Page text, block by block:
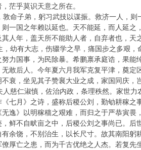
茫乎莫识天意之所在。
命子弟，躬习武技以谋振。救济一人，则
一国之年赖以延也。天不能延，而人延之
人年，盖天所不能助人者，自弃者也，天
幼有大志，伤辍学之早，痛国步之多艰，
力国事，为民除暴。希鹏禀承庭诰，果能
敢后人。今年夏六月我军克复平津，奠定
衰，坐见其子赞襄大业之成，家国同庆，
慈仁淑慎，佐治内政，条理秩然。家世力
七月》之诗，盛称后稷公刘，勤劬耕稼之
逸》以明稼穑之艰难，而归之于严恭寅畏
鲜不自畎亩之中，后稷公刘之事尚已。后
余饶，不别治生，以长尺寸。故其南阳躬
厚亡之患，而为千古优绝之人杰。若复先